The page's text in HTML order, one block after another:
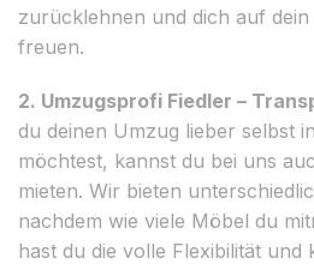
zurücklehnen und dich auf dein
freuen.
2. Umzugsprofi Fiedler –
du deinen Umzug lieber selbst
möchtest, kannst du bei uns
mieten. Wir bieten
nachdem wie viele Möbel du
hast du die volle Flexibilität und